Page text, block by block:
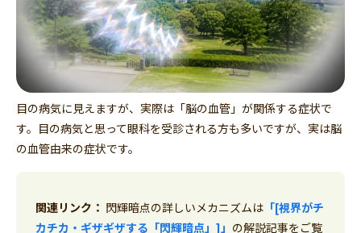
目の病気に見えますが、実際は「脳の血管」が関係する症状で
す。目の病気と思って眼科を受診される方も多いですが、実は脳
の血管由来の症状です。
関連リンク： 閃輝暗点の詳しいメカニズムは 「[視界がチ
カチカ・ギザギザする「閃輝暗点」]」 の解説記事をご覧